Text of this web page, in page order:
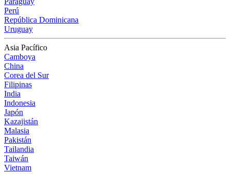
Perú
República Dominicana
Uruguay
Asia Pacífico
Camboya
China
Corea del Sur
Filipinas
India
Indonesia
Japón
Kazajistán
Malasia
Pakistán
Tailandia
Taiwán
Vietnam